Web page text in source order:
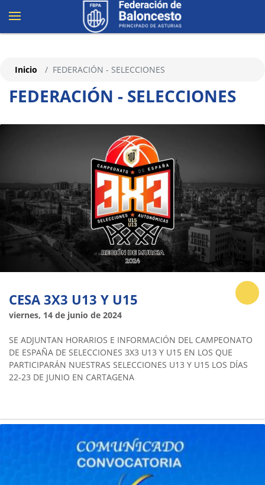
FEDERACIÓN - SELECCIONES
Inicio FEDERACIÓN - SELECCIONES
CESA 3X3 U13 Y U15
viernes, 14 de junio de 2024
SE ADJUNTAN HORARIOS E INFORMACIÓN DEL CAMPEONATO
DE ESPAÑA DE SELECCIONES 3X3 U13 Y U15 EN LOS QUE
PARTICIPARÁN NUESTRAS SELECCIONES U13 Y U15 LOS DÍAS
22-23 DE JUNIO EN CARTAGENA